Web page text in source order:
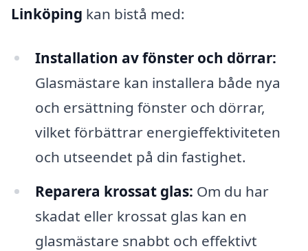
Linköping kan bistå med:
Installation av fönster och dörrar:
Glasmästare kan installera både nya
och ersättning fönster och dörrar,
vilket förbättrar energieffektiviteten
och utseendet på din fastighet.
Reparera krossat glas: Om du har
skadat eller krossat glas kan en
glasmästare snabbt och effektivt